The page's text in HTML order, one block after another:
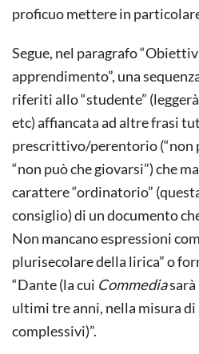
proficuo mettere in
Segue, nel paragrafo
apprendimento”, una
riferiti allo “studente”
etc) affiancata ad altre frasi
prescrittivo/perentorio (“non
“non può che giovarsi”) che
carattere “ordinatorio”
consiglio) di un documento
Non mancano espressioni
plurisecolare della lirica” o
“Dante (la cui Commediasarà
ultimi tre anni, nella misura di
complessivi)”.